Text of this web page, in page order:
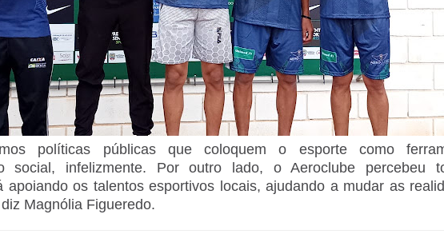
políticas públicas que coloquem o esporte como
social, infelizmente. Por outro lado, o Aeroclube percebeu
apoiando os talentos esportivos locais, ajudando a mudar as
Magnólia Figueredo.